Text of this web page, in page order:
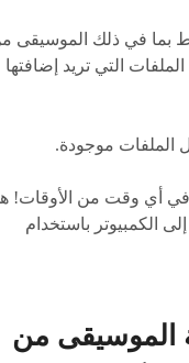
بما في ذلك الموسيقى
التي تريد إضافتها
أي وقت من الأوقات!
هو كيفية مزامنة الموسيقى من iPhone إلى الكمبيوتر باستخدام
الموسيقى من